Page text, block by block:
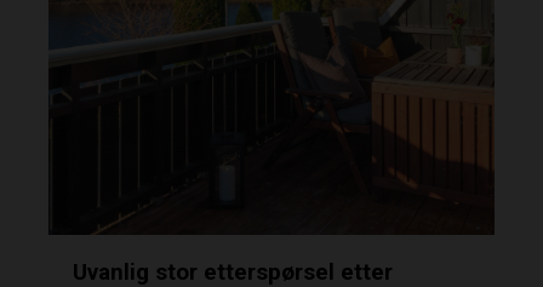
Uvanlig stor etterspørsel etter